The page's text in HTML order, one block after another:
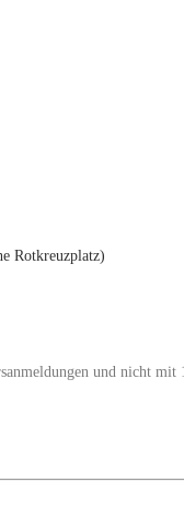
Rotkreuzplatz)
und nicht mit